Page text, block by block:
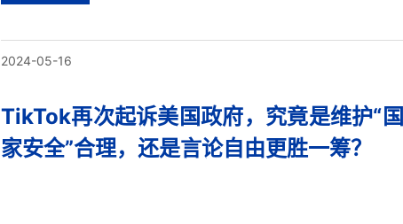
2024-05-16
TikTok再次起诉美国政府，究竟是维护“国
家安全”合理，还是言论自由更胜一筹？